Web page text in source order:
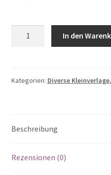
ohne
In den
Kategorien: Diverse Kleinverlage,
Beschreibung
Rezensionen (0)